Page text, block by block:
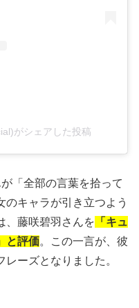
がシェアした投稿
「全部の言葉を拾って
のキャラが引き立つよう
、藤咲碧羽さんを 「キュ
と評価。この一言が、彼
ーズとなりました。